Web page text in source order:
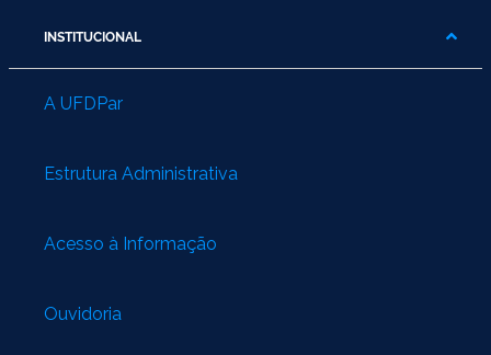
INSTITUCIONAL
A UFDPar
Estrutura Administrativa
Acesso à Informação
Ouvidoria